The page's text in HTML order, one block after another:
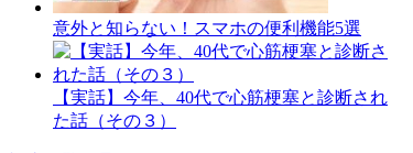
意外と知らない！スマホの便利機能5選
【実話】今年、40代で心筋梗塞と診断され
た話（その３）